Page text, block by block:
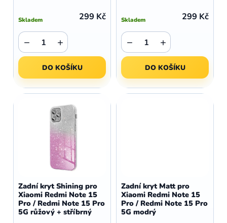
ů
ůSkladem 299 Kč
+
−
DO KOŠÍKU
Skladem 299 Kč
+
−
DO KOŠÍKU
Zadní kryt Shining pro
Xiaomi Redmi Note 15
Pro / Redmi Note 15 Pro
5G růžový + stříbrný
Zadní kryt Matt pro
Xiaomi Redmi Note 15
Pro / Redmi Note 15 Pro
5G modrý